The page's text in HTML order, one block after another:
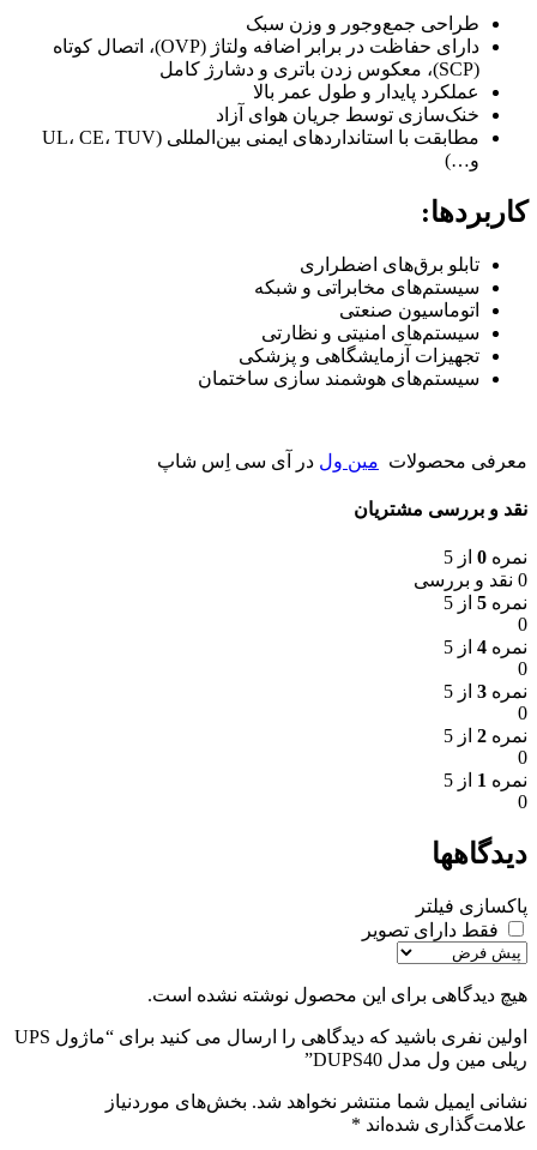
طراحی جمع‌وجور و وزن سبک
دارای حفاظت در برابر اضافه ولتاژ (OVP)، اتصال کوتاه
(SCP)، معکوس زدن باتری و دشارژ کامل
عملکرد پایدار و طول عمر بالا
خنک‌سازی توسط جریان هوای آزاد
مطابقت با استانداردهای ایمنی بین‌المللی (UL، CE، TUV
و…)
کاربردها:
تابلو برق‌های اضطراری
سیستم‌های مخابراتی و شبکه
اتوماسیون صنعتی
سیستم‌های امنیتی و نظارتی
تجهیزات آزمایشگاهی و پزشکی
سیستم‌های هوشمند سازی ساختمان
معرفی محصولات مین ول در آی سی اِس شاپ
نقد و بررسی مشتریان
نمره 0 از 5
0 نقد و بررسی
نمره 5 از 5
0
نمره 4 از 5
0
نمره 3 از 5
0
نمره 2 از 5
0
نمره 1 از 5
0
دیدگاهها
پاکسازی فیلتر
فقط دارای تصویر
هیچ دیدگاهی برای این محصول نوشته نشده است.
اولین نفری باشید که دیدگاهی را ارسال می کنید برای “ماژول UPS
ریلی مین ول مدل DUPS40”
نشانی ایمیل شما منتشر نخواهد شد. بخش‌های موردنیاز
علامت‌گذاری شده‌اند *